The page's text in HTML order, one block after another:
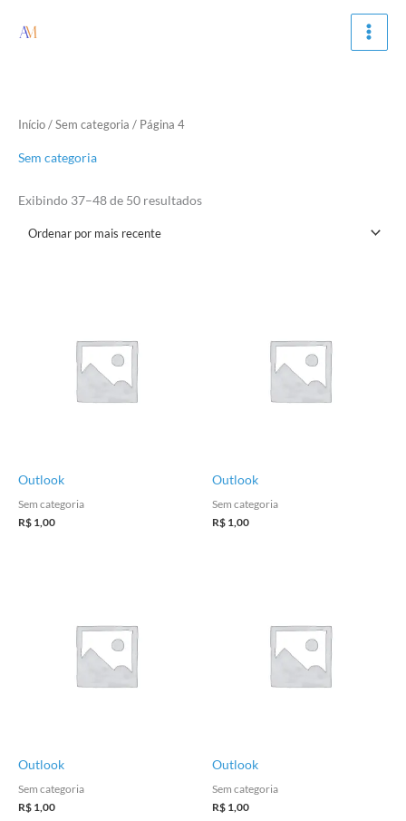
para
Início / Sem categoria / Página 4
Sem categoria
Exibindo 37–48 de 50 resultados
Outlook
Sem categoria
R$ 1,00
Outlook
Sem categoria
R$ 1,00
Outlook
Sem categoria
R$ 1,00
Outlook
Sem categoria
R$ 1,00